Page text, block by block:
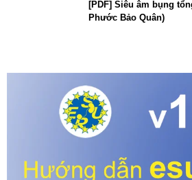
[PDF] Siêu âm bụng
Phước Bảo Quân)